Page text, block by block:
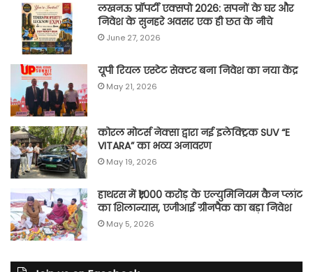
लखनऊ प्रॉपर्टी एक्सपो 2026: सपनों के घर और
निवेश के सुनहरे अवसर एक ही छत के नीचे
June 27, 2026
यूपी रियल एस्टेट सेक्टर बना निवेश का नया केंद्र
May 21, 2026
कोरल मोटर्स नेक्सा द्वारा नई इलेक्ट्रिक SUV “E
VITARA” का भव्य अनावरण
May 19, 2026
हाथरस में ₹1,000 करोड़ के एल्युमिनियम कैन प्लांट
का शिलान्यास, एजीआई ग्रीनपैक का बड़ा निवेश
May 5, 2026